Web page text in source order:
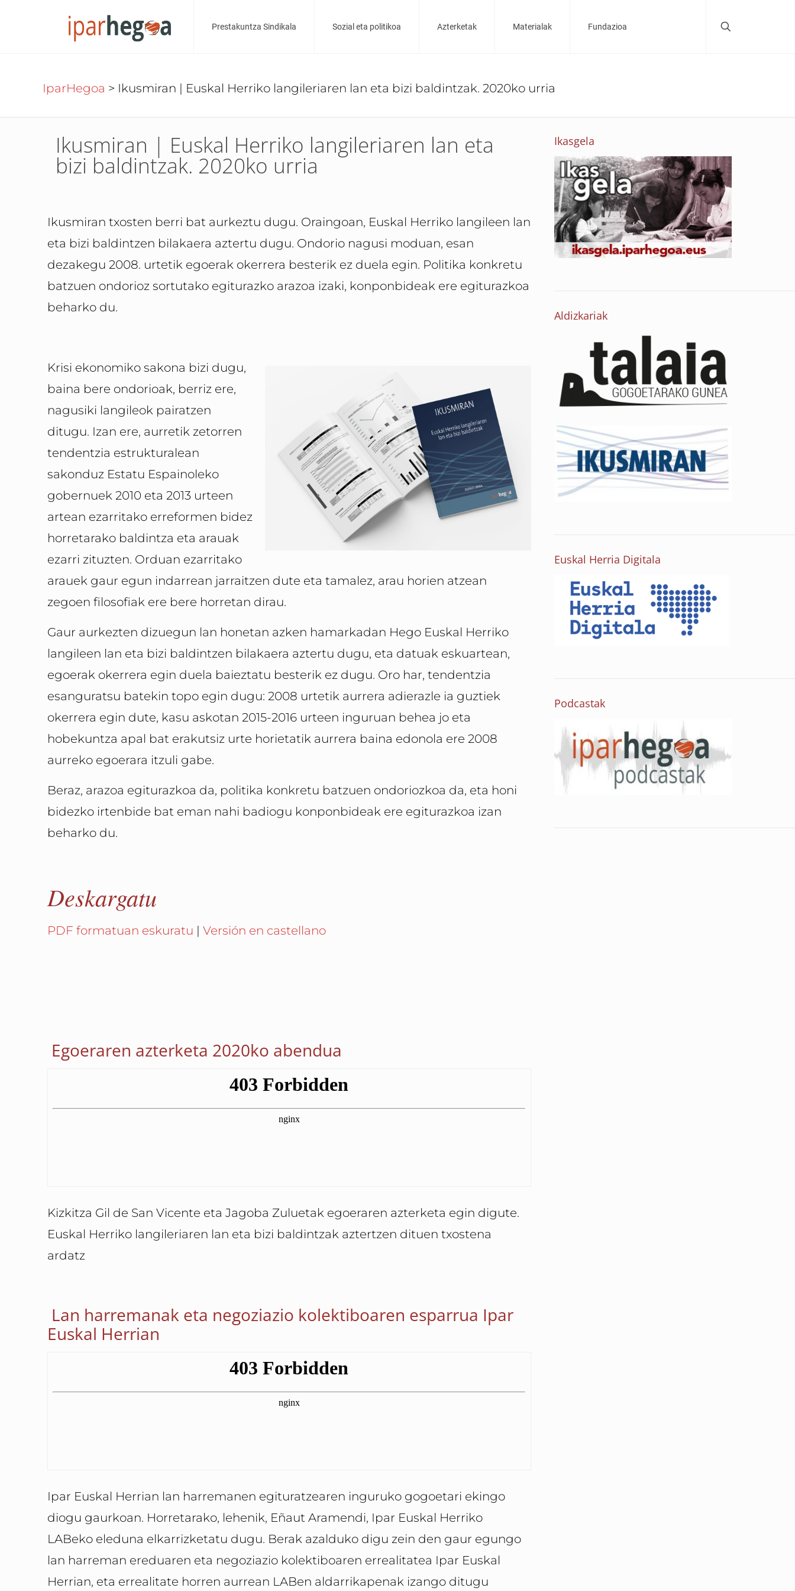
Prestakuntza Sindikala Sozial eta politikoa Azterketak Materialak Fundazioa
IparHegoa > Ikusmiran | Euskal Herriko langileriaren lan eta bizi baldintzak. 2020ko urria
Ikusmiran | Euskal Herriko langileriaren lan eta
bizi baldintzak. 2020ko urria
Ikusmiran txosten berri bat aurkeztu dugu. Oraingoan, Euskal Herriko langileen lan
eta bizi baldintzen bilakaera aztertu dugu. Ondorio nagusi moduan, esan
dezakegu 2008. urtetik egoerak okerrera besterik ez duela egin. Politika konkretu
batzuen ondorioz sortutako egiturazko arazoa izaki, konponbideak ere egiturazkoa
beharko du.
Krisi ekonomiko sakona bizi dugu,
baina bere ondorioak, berriz ere,
nagusiki langileok pairatzen
ditugu. Izan ere, aurretik zetorren
tendentzia estrukturalean
sakonduz Estatu Espainoleko
gobernuek 2010 eta 2013 urteen
artean ezarritako erreformen bidez
horretarako baldintza eta arauak
ezarri zituzten. Orduan ezarritako
arauek gaur egun indarrean jarraitzen dute eta tamalez, arau horien atzean
zegoen filosofiak ere bere horretan dirau.
Gaur aurkezten dizuegun lan honetan azken hamarkadan Hego Euskal Herriko
langileen lan eta bizi baldintzen bilakaera aztertu dugu, eta datuak eskuartean,
egoerak okerrera egin duela baieztatu besterik ez dugu. Oro har, tendentzia
esanguratsu batekin topo egin dugu: 2008 urtetik aurrera adierazle ia guztiek
okerrera egin dute, kasu askotan 2015-2016 urteen inguruan behea jo eta
hobekuntza apal bat erakutsiz urte horietatik aurrera baina edonola ere 2008
aurreko egoerara itzuli gabe.
Beraz, arazoa egiturazkoa da, politika konkretu batzuen ondoriozkoa da, eta honi
bidezko irtenbide bat eman nahi badiogu konponbideak ere egiturazkoa izan
beharko du.
Deskargatu
PDF formatuan eskuratu |Versión en castellano
Egoeraren azterketa 2020ko abendua
Kizkitza Gil de San Vicente eta Jagoba Zuluetak egoeraren azterketa egin digute.
Euskal Herriko langileriaren lan eta bizi baldintzak aztertzen dituen txostena
ardatz
Lan harremanak eta negoziazio kolektiboaren esparrua Ipar
Euskal Herrian
Ipar Euskal Herrian lan harremanen egituratzearen inguruko gogoetari ekingo
diogu gaurkoan. Horretarako, lehenik, Eñaut Aramendi, Ipar Euskal Herriko
LABeko eleduna elkarrizketatu dugu. Berak azalduko digu zein den gaur egungo
lan harreman ereduaren eta negoziazio kolektiboaren errealitatea Ipar Euskal
Herrian, eta errealitate horren aurrean LABen aldarrikapenak izango ditugu
Ikasgela
Aldizkariak
Euskal Herria Digitala
Podcastak